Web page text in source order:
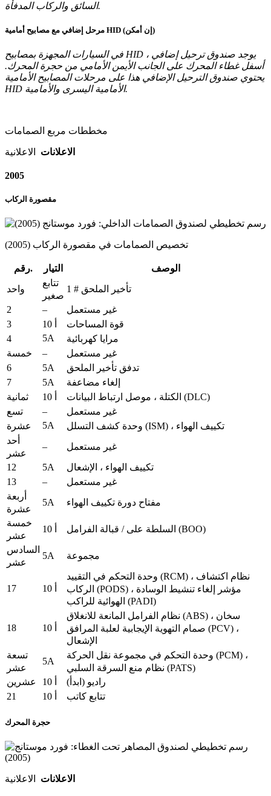
السائق والركاب المدفأة.
مرحل إضافي مع مصابيح أمامية HID (إن أمكن)
في السيارات المجهزة بمصابيح HID ، يوجد صندوق ترحيل إضافي
أسفل غطاء المحرك على الجانب الأيمن الأمامي من حجرة المحرك.
يحتوي صندوق الترحيل الإضافي هذا على مرحلات المصابيح الأمامية
HID الأمامية اليسرى والأمامية.
مخططات مربع الصمامات
الاعلانات الاعلانية
2005
مقصورة الركاب
تخصيص الصمامات في مقصورة الركاب (2005)
رقم. التيار
الوصف
واحد
تتابع
صغير
تأخير الملحق # 1
2
–
غير مستعمل
3
قوة المساحات
4
5A
مرايا كهربائية
خمسة
–
غير مستعمل
6
5A
تدفق تأخير الملحق
7
5A
إلغاء مضاعفة
ثمانية
الكتلة ، موصل ارتباط البيانات (DLC)
تسع
–
غير مستعمل
عشرة
5A
وحدة كشف التسلل (ISM) ، تكييف الهواء
أحد
عشر
–
غير مستعمل
12
5A
تكييف الهواء ، الإشعال
13
–
غير مستعمل
أربعة
عشرة
5A
مفتاح دورة تكييف الهواء
خمسة
عشر
السلطة على / قبالة الفرامل (BOO)
السادس
عشر
5A مجموعة
17
وحدة التحكم في التقييد (RCM) ، نظام اكتشاف
الركاب (PODS) ، مؤشر إلغاء تنشيط الوسادة
الهوائية للراكب (PADI)
18
نظام الفرامل المانعة للانغلاق (ABS) ، سخان
صمام التهوية الإيجابية لعلبة المرافق (PCV) ،
الإشعال
تسعة
عشر
5A
وحدة التحكم في مجموعة نقل الحركة (PCM) ،
نظام منع السرقة السلبي (PATS)
عشرين
راديو (ابدأ)
21
تتابع كاتب
حجرة المحرك
الاعلانات الاعلانية